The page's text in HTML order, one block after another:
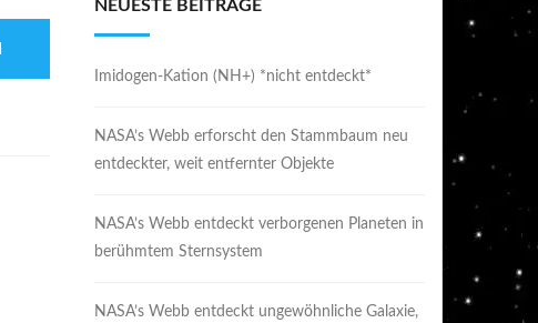
NEUESTE BEITRÄGE
Imidogen-Kation (NH+) *nicht entdeckt*
NASA’s Webb erforscht den Stammbaum neu
entdeckter, weit entfernter Objekte
NASA’s Webb entdeckt verborgenen Planeten in
berühmtem Sternsystem
NASA’s Webb entdeckt ungewöhnliche Galaxie,